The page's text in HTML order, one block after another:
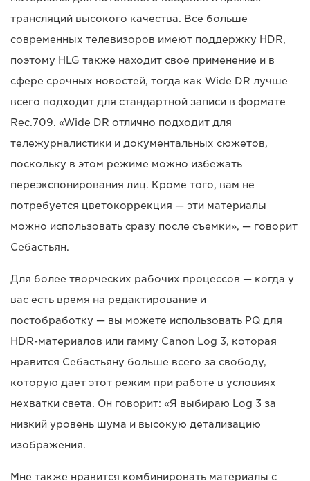
трансляций высокого качества. Все больше
современных телевизоров имеют поддержку HDR,
поэтому HLG также находит свое применение и в
сфере срочных новостей, тогда как Wide DR лучше
всего подходит для стандартной записи в формате
Rec.709. «Wide DR отлично подходит для
тележурналистики и документальных сюжетов,
поскольку в этом режиме можно избежать
переэкспонирования лиц. Кроме того, вам не
потребуется цветокоррекция — эти материалы
можно использовать сразу после съемки», — говорит
Себастьян.
Для более творческих рабочих процессов — когда у
вас есть время на редактирование и
постобработку — вы можете использовать PQ для
HDR-материалов или гамму Canon Log 3, которая
нравится Себастьяну больше всего за свободу,
которую дает этот режим при работе в условиях
нехватки света. Он говорит: «Я выбираю Log 3 за
низкий уровень шума и высокую детализацию
изображения.
Мне также нравится комбинировать материалы с